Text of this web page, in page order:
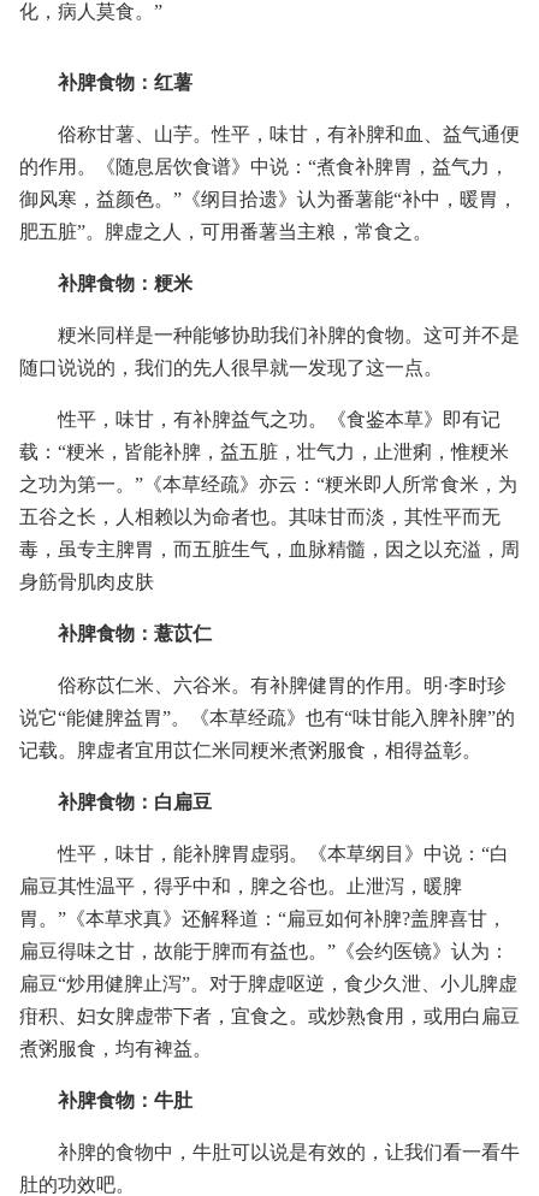
化，病人莫食。”
补脾食物：红薯
俗称甘薯、山芋。性平，味甘，有补脾和血、益气通便
的作用。《随息居饮食谱》中说：“煮食补脾胃，益气力，
御风寒，益颜色。”《纲目拾遗》认为番薯能“补中，暖胃，
肥五脏”。脾虚之人，可用番薯当主粮，常食之。
补脾食物：粳米
粳米同样是一种能够协助我们补脾的食物。这可并不是
随口说说的，我们的先人很早就一发现了这一点。
性平，味甘，有补脾益气之功。《食鉴本草》即有记
载：“粳米，皆能补脾，益五脏，壮气力，止泄痢，惟粳米
之功为第一。”《本草经疏》亦云：“粳米即人所常食米，为
五谷之长，人相赖以为命者也。其味甘而淡，其性平而无
毒，虽专主脾胃，而五脏生气，血脉精髓，因之以充溢，周
身筋骨肌肉皮肤
补脾食物：薏苡仁
俗称苡仁米、六谷米。有补脾健胃的作用。明·李时珍
说它“能健脾益胃”。《本草经疏》也有“味甘能入脾补脾”的
记载。脾虚者宜用苡仁米同粳米煮粥服食，相得益彰。
补脾食物：白扁豆
性平，味甘，能补脾胃虚弱。《本草纲目》中说：“白
扁豆其性温平，得乎中和，脾之谷也。止泄泻，暖脾
胃。”《本草求真》还解释道：“扁豆如何补脾?盖脾喜甘，
扁豆得味之甘，故能于脾而有益也。”《会约医镜》认为：
扁豆“炒用健脾止泻”。对于脾虚呕逆，食少久泄、小儿脾虚
疳积、妇女脾虚带下者，宜食之。或炒熟食用，或用白扁豆
煮粥服食，均有裨益。
补脾食物：牛肚
补脾的食物中，牛肚可以说是有效的，让我们看一看牛
肚的功效吧。